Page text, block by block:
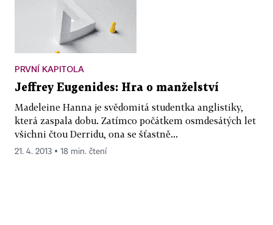
PRVNÍ KAPITOLA
Jeffrey Eugenides: Hra o manželství
Madeleine Hanna je svědomitá studentka anglistiky,
která zaspala dobu. Zatímco počátkem osmdesátých let
všichni čtou Derridu, ona se šťastně...
21. 4. 2013 ▪ 18 min. čtení